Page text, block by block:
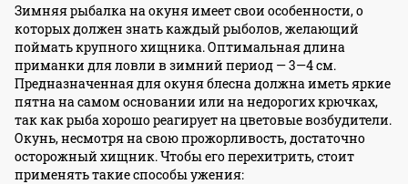
Зимняя рыбалка на окуня имеет свои особенности, о
которых должен знать каждый рыболов, желающий
поймать крупного хищника. Оптимальная длина
приманки для ловли в зимний период — 3—4 см.
Предназначенная для окуня блесна должна иметь яркие
пятна на самом основании или на недорогих крючках,
так как рыба хорошо реагирует на цветовые возбудители.
Окунь, несмотря на свою прожорливость, достаточно
осторожный хищник. Чтобы его перехитрить, стоит
применять такие способы ужения: